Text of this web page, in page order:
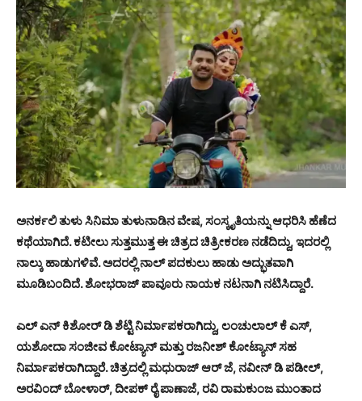
ಅನರ್ಕಲಿ ತುಳು ಸಿನಿಮಾ ತುಳುನಾಡಿನ ವೇಷ, ಸಂಸ್ಕೃತಿಯನ್ನು ಆಧರಿಸಿ ಹೆಣೆದ
ಕಥೆಯಾಗಿದೆ. ಕಟೀಲು ಸುತ್ತಮುತ್ತ ಈ ಚಿತ್ರದ ಚಿತ್ರೀಕರಣ ನಡೆದಿದ್ದು, ಇದರಲ್ಲಿ
ನಾಲ್ಕು ಹಾಡುಗಳಿವೆ. ಅದರಲ್ಲಿ ನಾಲ್ ಪದಕುಲು ಹಾಡು ಅದ್ಭುತವಾಗಿ
ಮೂಡಿಬಂದಿದೆ. ಶೋಭರಾಜ್ ಪಾವೂರು ನಾಯಕ ನಟನಾಗಿ ನಟಿಸಿದ್ದಾರೆ.
ಎಲ್ ಎನ್ ಕಿಶೋರ್ ಡಿ ಶೆಟ್ಟಿ ನಿರ್ಮಾಪಕರಾಗಿದ್ದು, ಲಂಚುಲಾಲ್ ಕೆ ಎಸ್,
ಯಶೋದಾ ಸಂಜೀವ ಕೋಟ್ಯಾನ್ ಮತ್ತು ರಜನೀಶ್ ಕೋಟ್ಯಾನ್ ಸಹ
ನಿರ್ಮಾಪಕರಾಗಿದ್ದಾರೆ. ಚಿತ್ರದಲ್ಲಿ ಮಧುರಾಜ್ ಆರ್ ಜೆ, ನವೀನ್ ಡಿ ಪಡೀಲ್,
ಅರವಿಂದ್ ಬೋಳಾರ್, ದೀಪಕ್ ರೈ ಪಾಣಾಜೆ, ರವಿ ರಾಮಕುಂಜ ಮುಂತಾದ